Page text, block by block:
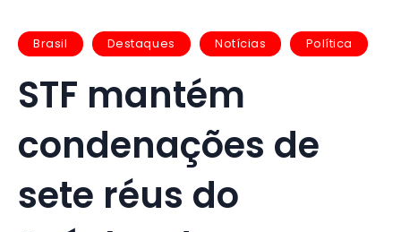
Brasil Destaques Notícias Política
STF mantém
condenações de
sete réus do